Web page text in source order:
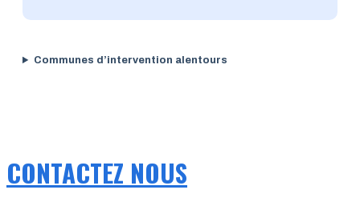
Communes d’intervention alentours
CONTACTEZ NOUS